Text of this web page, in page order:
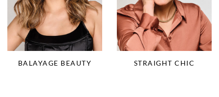
BALAYAGE BEAUTY STRAIGHT CHIC